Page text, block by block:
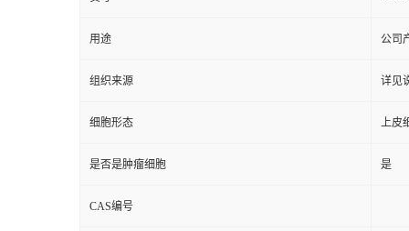
用途 公司
组织来源 详见
细胞形态 上皮
是否是肿瘤细胞 是
CAS编号